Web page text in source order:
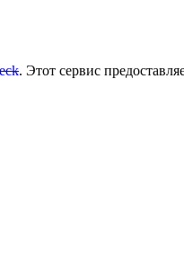
. Этот сервис